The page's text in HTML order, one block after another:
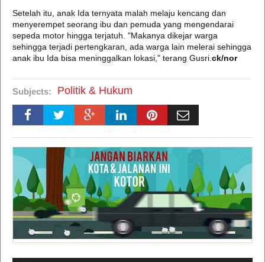
Setelah itu, anak Ida ternyata malah melaju kencang dan
menyerempet seorang ibu dan pemuda yang mengendarai
sepeda motor hingga terjatuh. "Makanya dikejar warga
sehingga terjadi pertengkaran, ada warga lain melerai sehingga
anak ibu Ida bisa meninggalkan lokasi," terang Gusri. ck/nor
Subjects: Politik & Hukum